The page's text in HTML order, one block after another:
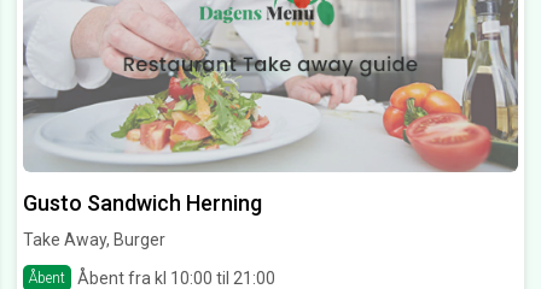
Gusto Sandwich Herning
Take Away, Burger
Åbent
Åbent fra kl 10:00 til 21:00